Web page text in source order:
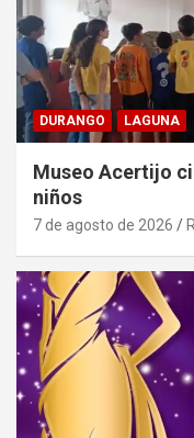
DURANGO LAGUNA
Museo Acertijo
niños
7 de agosto de 2026